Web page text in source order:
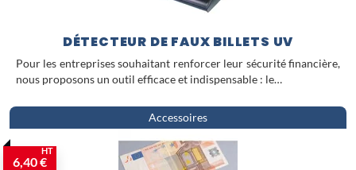
DÉTECTEUR DE FAUX BILLETS UV
Pour les entreprises souhaitant renforcer leur sécurité financière,
nous proposons un outil efficace et indispensable : le…
Accessoires
6,40 €
HT